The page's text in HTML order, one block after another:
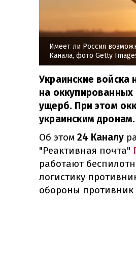
Имеет ли Россия
Канала, фото Getty
Украинские войска
на
ущерб. При этом
украинским дронам.
Об этом 24 Каналу
"Реактивная почта"
работают
логистику
обороны противник